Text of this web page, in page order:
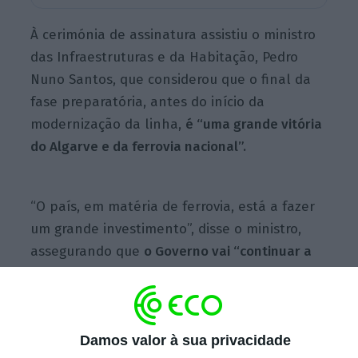
Damos valor à sua privacidade
À cerimónia de assinatura assistiu o ministro
das Infraestruturas e da Habitação, Pedro
Nuno Santos, que considerou que o final da
fase preparatória, antes do início da
modernização da linha, é “uma grande vitória
do Algarve e da ferrovia nacional”.
“O país, em matéria de ferrovia, está a fazer
um grande investimento”, disse o ministro,
assegurando que o Governo vai “continuar a
que estimou que Portugal tem neste setor.
Pedro Nuno Santos defendeu“um novo ciclo